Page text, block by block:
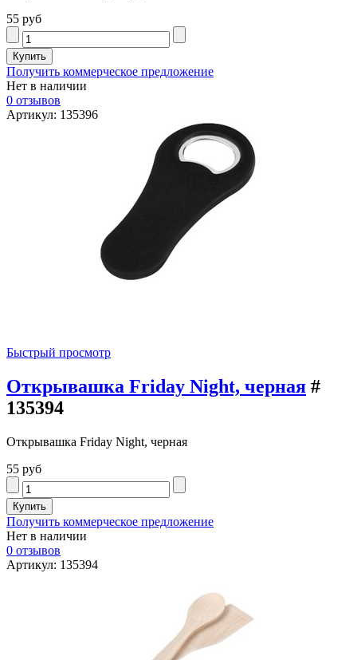
55 руб
Получить коммерческое предложение
Нет в наличии
0 отзывов
Артикул: 135396
Быстрый просмотр
Открывашка Friday Night, черная #
135394
Открывашка Friday Night, черная
55 руб
Получить коммерческое предложение
Нет в наличии
0 отзывов
Артикул: 135394